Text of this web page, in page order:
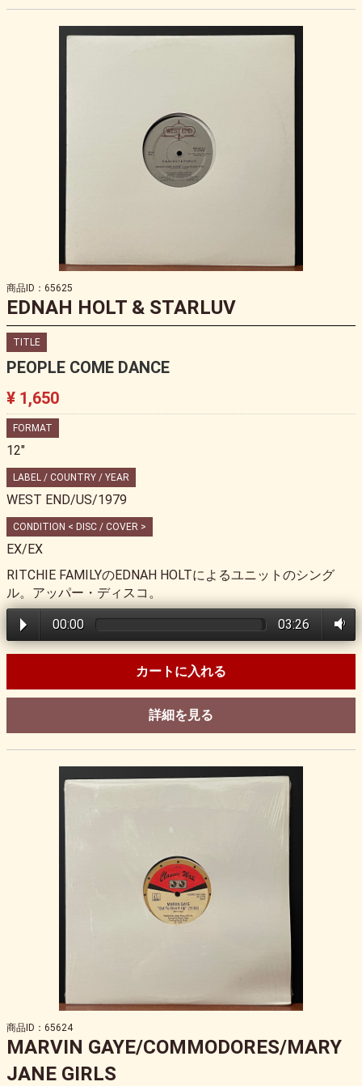
商品ID：65625
EDNAH HOLT & STARLUV
TITLE
PEOPLE COME DANCE
¥ 1,650
FORMAT
12"
LABEL / COUNTRY / YEAR
WEST END/US/1979
CONDITION < DISC / COVER >
EX/EX
RITCHIE FAMILYのEDNAH HOLTによるユニットのシング
ル。アッパー・ディスコ。
00:00 03:26
カートに入れる
詳細を見る
商品ID：65624
MARVIN GAYE/COMMODORES/MARY
JANE GIRLS